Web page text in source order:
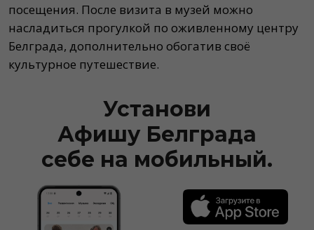
посещения. После визита в музей можно
насладиться прогулкой по оживленному центру
Белграда, дополнительно обогатив своё
культурное путешествие.
Установи
Афишу Белграда
себе на мобильный.